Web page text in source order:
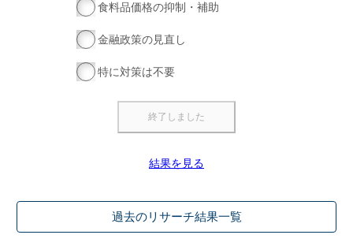
食料品価格の抑制・補助
金融政策の見直し
特に対策は不要
結果を見る
過去のリサーチ結果一覧